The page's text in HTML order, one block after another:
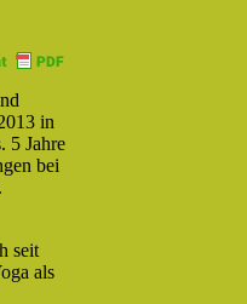
in
5 Jahre
bei
seit
als